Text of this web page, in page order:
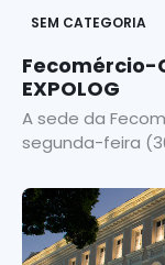
SEM CATEGORIA
Fecomércio-
EXPOLOG
A sede da
segunda-feira